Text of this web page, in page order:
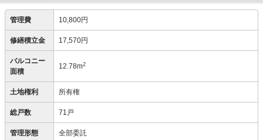
管理費 10,800円
修繕積立金 17,570円
バルコニー
面積
12.78m2
土地権利 所有権
総戸数 71戸
管理形態 全部委託